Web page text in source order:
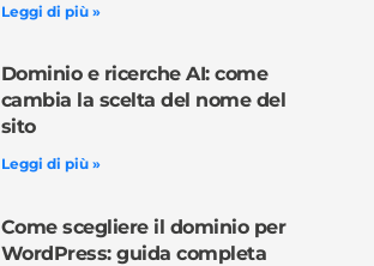
Leggi di più »
Dominio e ricerche AI: come
cambia la scelta del nome del
sito
Leggi di più »
Come scegliere il dominio per
WordPress: guida completa